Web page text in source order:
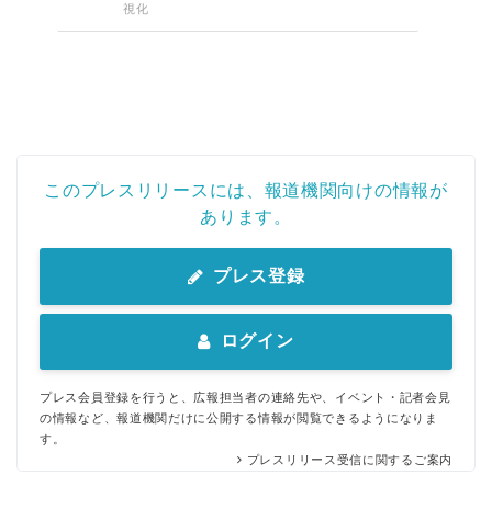
視化
このプレスリリースには、報道機関向けの情報が
あります。
プレス登録
ログイン
プレス会員登録を行うと、広報担当者の連絡先や、イベント・記者会見
の情報など、報道機関だけに公開する情報が閲覧できるようになりま
す。
プレスリリース受信に関するご案内